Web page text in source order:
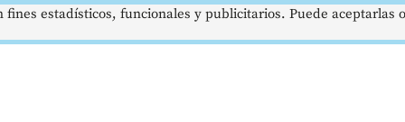
estadísticos, funcionales y publicitarios. Puede aceptarlas